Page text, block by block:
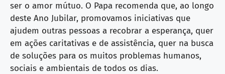
ser o amor mútuo. O Papa recomenda que, ao longo
deste Ano Jubilar, promovamos iniciativas que
ajudem outras pessoas a recobrar a esperança, quer
em ações caritativas e de assistência, quer na busca
de soluções para os muitos problemas humanos,
sociais e ambientais de todos os dias.